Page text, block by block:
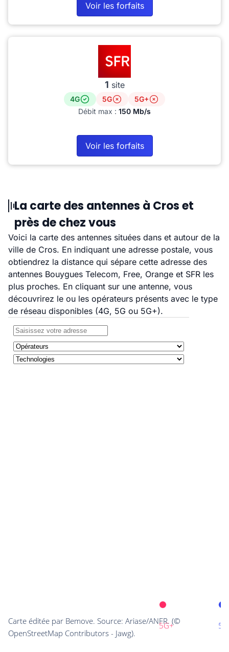
Voir les forfaits
1 site
4G 5G
5G+
Débit max : 150 Mb/s
Voir les forfaits
La carte des antennes à Cros et
près de chez vous
Voici la carte des antennes situées dans et autour de la
ville de Cros. En indiquant une adresse postale, vous
obtiendrez la distance qui sépare cette adresse des
antennes Bouygues Telecom, Free, Orange et SFR les
plus proches. En cliquant sur une antenne, vous
découvrirez le ou les opérateurs présents avec le type
de réseau disponibles (4G, 5G ou 5G+).